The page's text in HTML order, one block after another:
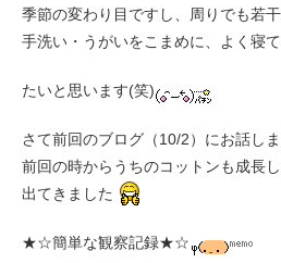
季節の変わり目ですし、周りでも若
手洗い・うがいをこまめに、よく寝
たいと思います(笑)
さて前回のブログ（10/2）にお話し
前回の時からうちのコットンも成長
出てきました
★☆簡単な観察記録★☆